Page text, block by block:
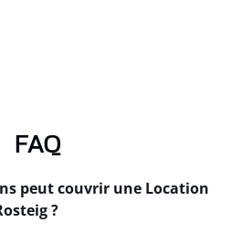
FAQ
peut couvrir une Location
?